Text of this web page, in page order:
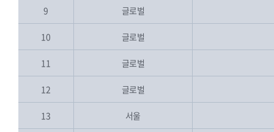
9 글로벌
10 글로벌
11 글로벌
12 글로벌
13 서울